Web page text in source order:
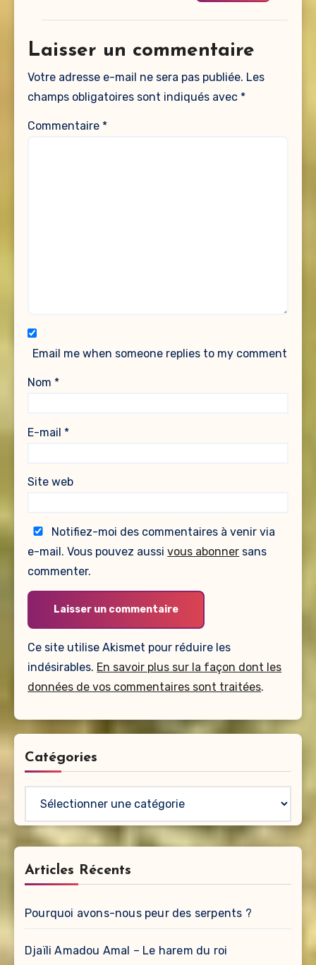
Laisser un commentaire
Votre adresse e-mail ne sera pas publiée. Les
champs obligatoires sont indiqués avec *
Commentaire *
Email me when someone replies to my comment
Nom *
E-mail *
Site web
Notifiez-moi des commentaires à venir via
e-mail. Vous pouvez aussivous abonner sans
commenter.
Ce site utilise Akismet pour réduire les
indésirables. En savoir plus sur la façon dont les
données de vos commentaires sont traitées.
Catégories
Articles Récents
Pourquoi avons-nous peur des serpents ?
Djaïli Amadou Amal – Le harem du roi